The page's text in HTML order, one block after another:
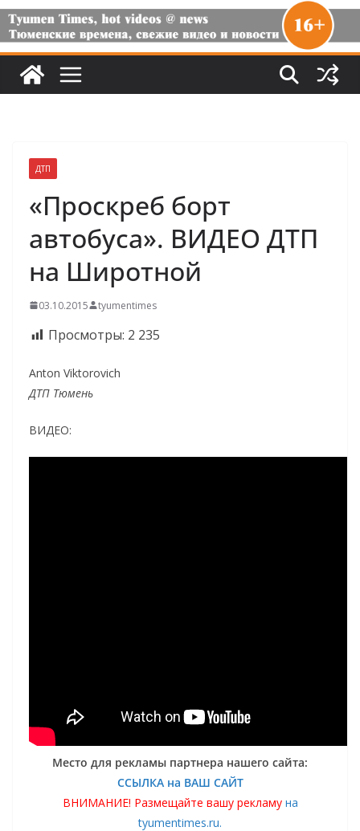
ДТП
«Проскреб борт
автобуса». ВИДЕО ДТП
на Широтной
03.10.2015 tyumentimes
Просмотры: 2 235
Anton Viktorovich
ДТП Тюмень
ВИДЕО:
Место для рекламы партнера нашего сайта:
ССЫЛКА на ВАШ САЙТ
ВНИМАНИЕ! Размещайте вашу рекламу на
tyumentimes.ru.